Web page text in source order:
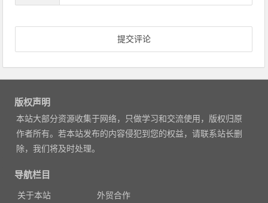
版权声明
本站大部分资源收集于网络，只做学习和交流使用，版权归原
作者所有。若本站发布的内容侵犯到您的权益，请联系站长删
除，我们将及时处理。
导航栏目
关于本站 外贸合作